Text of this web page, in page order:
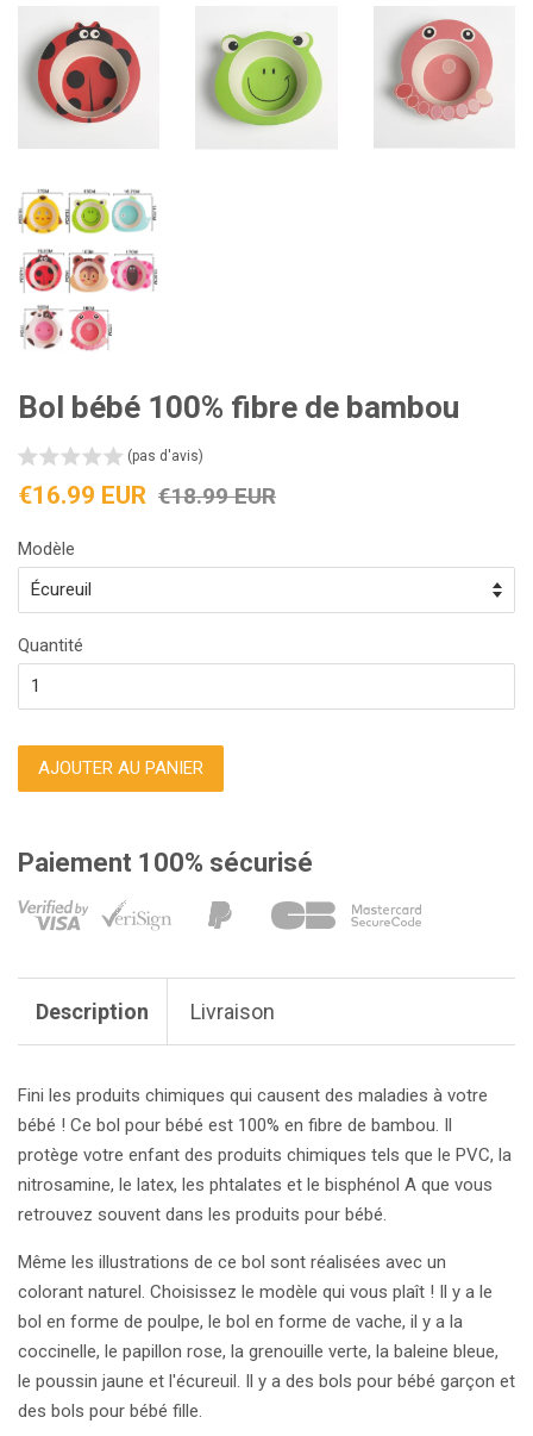
Bol bébé 100% fibre de bambou
(pas d'avis)
Prix
€16.99 EUR
Prix
€18.99 EUR
Modèle
Quantité
AJOUTER AU PANIER
Paiement 100% sécurisé
Description Livraison
Fini les produits chimiques qui causent des maladies à votre
bébé ! Ce bol pour bébé est 100% en fibre de bambou. Il
protège votre enfant des produits chimiques tels que le PVC, la
nitrosamine, le latex, les phtalates et le bisphénol A que vous
retrouvez souvent dans les produits pour bébé.
Même les illustrations de ce bol sont réalisées avec un
colorant naturel. Choisissez le modèle qui vous plaît ! Il y a le
bol en forme de poulpe, le bol en forme de vache, il y a la
coccinelle, le papillon rose, la grenouille verte, la baleine bleue,
le poussin jaune et l'écureuil. Il y a des bols pour bébé garçon et
des bols pour bébé fille.